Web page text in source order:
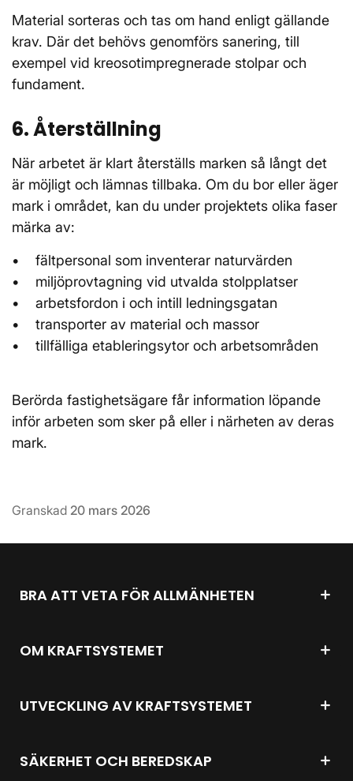
Material sorteras och tas om hand enligt gällande
krav. Där det behövs genomförs sanering, till
exempel vid kreosotimpregnerade stolpar och
fundament.
6. Återställning
När arbetet är klart återställs marken så långt det
är möjligt och lämnas tillbaka. Om du bor eller äger
mark i området, kan du under projektets olika faser
märka av:
• fältpersonal som inventerar naturvärden
• miljöprovtagning vid utvalda stolpplatser
• arbetsfordon i och intill ledningsgatan
• transporter av material och massor
• tillfälliga etableringsytor och arbetsområden
Berörda fastighetsägare får information löpande
inför arbeten som sker på eller i närheten av deras
mark.
Granskad 20 mars 2026
BRA ATT VETA FÖR ALLMÄNHETEN
OM KRAFTSYSTEMET
UTVECKLING AV KRAFTSYSTEMET
SÄKERHET OCH BEREDSKAP